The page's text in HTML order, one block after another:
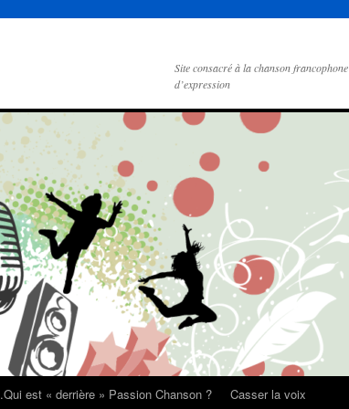
Site consacré à la chanson francophone
d’expression
.Qui est « derrière » Passion Chanson ?
Casser la voix